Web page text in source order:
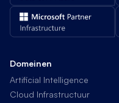
Domeinen
Artificial Intelligence
Cloud Infrastructuur